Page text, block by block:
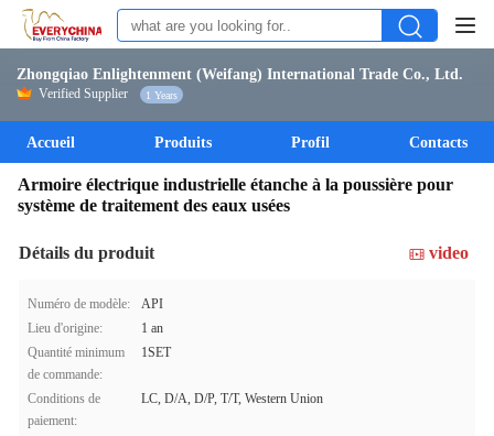
Zhongqiao Enlightenment (Weifang) International Trade Co., Ltd.
Verified Supplier 1 Years
Accueil Produits Profil Contacts
Armoire électrique industrielle étanche à la poussière pour
système de traitement des eaux usées
Détails du produit video
Numéro de modèle:
API
Lieu d'origine:
1 an
Quantité minimum
de commande:
1SET
Conditions de
paiement:
LC, D/A, D/P, T/T, Western Union